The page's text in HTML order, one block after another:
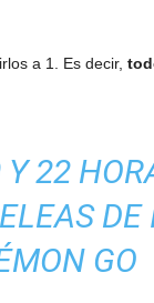
a 1. Es decir,
22
GO